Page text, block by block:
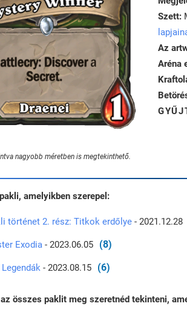
nagyobb méretben is megtekinthető.
Szett:
Az
Aréna
amelyikben szerepel:
történet 2. rész: Titkok erdőlye - 2021.12.28
Exodia - 2023.06.05 (8)
- 2023.08.15 (6)
az összes paklit meg szeretnéd tekinteni,